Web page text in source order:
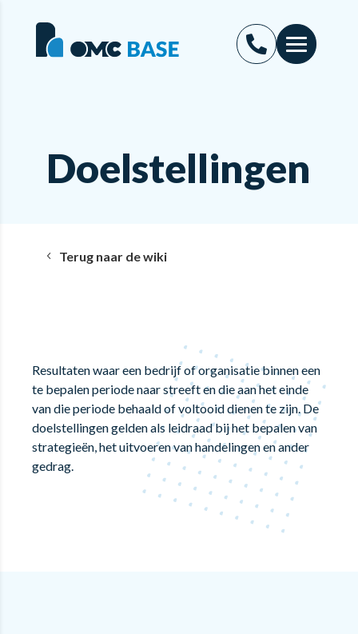
Doelstellingen
Terug naar de wiki
Resultaten waar een bedrijf of organisatie binnen een
te bepalen periode naar streeft en die aan het einde
van die periode behaald of voltooid dienen te zijn. De
doelstellingen gelden als leidraad bij het bepalen van
strategieën, het uitvoeren van handelingen en ander
gedrag.